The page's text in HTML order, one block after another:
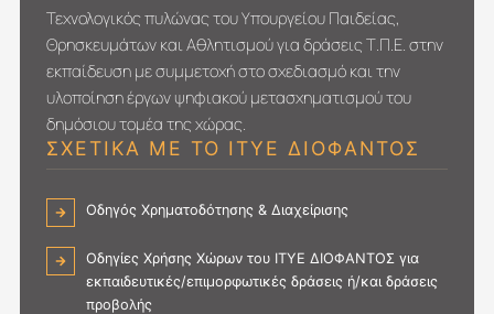
Τεχνολογικός πυλώνας του Υπουργείου Παιδείας,
Θρησκευμάτων και Αθλητισμού για δράσεις Τ.Π.Ε. στην
εκπαίδευση με συμμετοχή στο σχεδιασμό και την
υλοποίηση έργων ψηφιακού μετασχηματι­σμού του
δημόσιου τομέα της χώρας.
ΣΧΕΤΙΚΑ ΜΕ ΤΟ ΙΤΥΕ ΔΙΟΦΑΝΤΟΣ
Οδηγός Χρηματοδότησης & Διαχείρισης
Οδηγίες Χρήσης Χώρων του ΙΤΥΕ ΔΙΟΦΑΝΤΟΣ για
εκπαιδευτικές/επιμορφωτικές δράσεις ή/και δράσεις
προβολής